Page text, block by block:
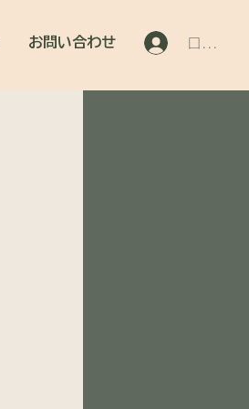
お問い合わせ ログイン